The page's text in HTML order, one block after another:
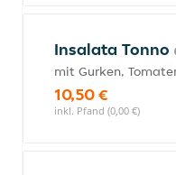
Insalata Tonno
mit Gurken,
10,50 €
inkl. Pfand (0,00 €)